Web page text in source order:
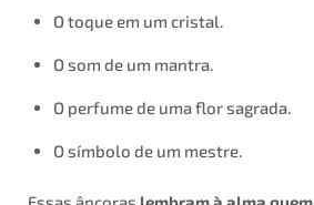
O toque em um cristal.
O som de um mantra.
O perfume de uma flor sagrada.
O símbolo de um mestre.